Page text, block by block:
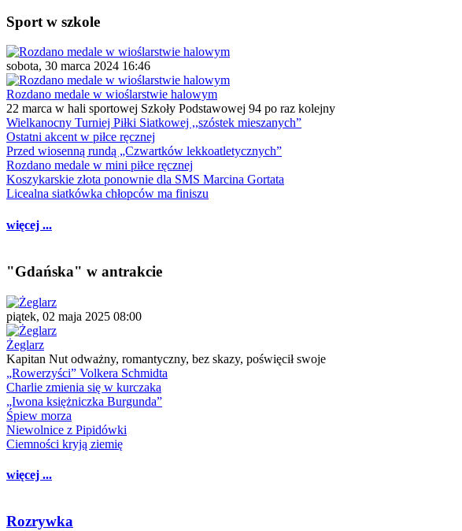
Sport w szkole
sobota, 30 marca 2024 16:46
Rozdano medale w wioślarstwie halowym
22 marca w hali sportowej Szkoły Podstawowej 94 po raz kolejny
Wielkanocny Turniej Piłki Siatkowej ,,szóstek mieszanych”
Ostatni akcent w piłce ręcznej
Przed wiosenną rundą „Czwartków lekkoatletycznych”
Rozdano medale w mini piłce ręcznej
Koszykarskie złota ponownie dla SMS Marcina Gortata
Licealna siatkówka chłopców ma finiszu
więcej ...
"Gdańska" w antrakcie
piątek, 02 maja 2025 08:00
Żeglarz
Kapitan Nut odważny, romantyczny, bez skazy, poświęcił swoje
„Rowerzyści” Volkera Schmidta
Charlie zmienia się w kurczaka
„Iwona księżniczka Burgunda”
Śpiew morza
Niewolnice z Pipidówki
Ciemności kryją ziemię
więcej ...
Rozrywka